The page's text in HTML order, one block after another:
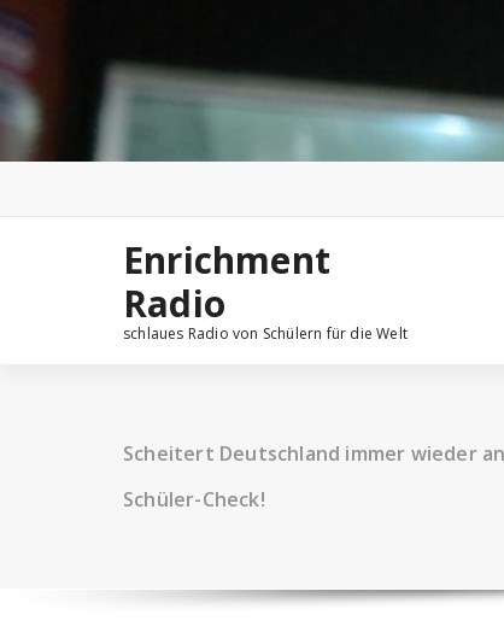
Zum
Inhalt
springen
Enrichment
Radio
schlaues Radio von Schülern für die Welt
Scheitert Deutschland immer wieder
Schüler-Check!